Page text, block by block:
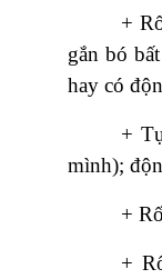
+
gắn bó
hay có
+
mình);
+
+